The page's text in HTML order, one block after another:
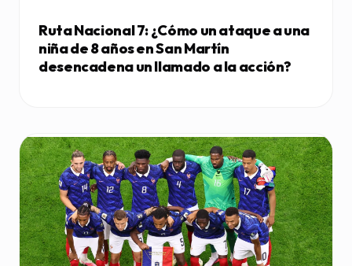
Ruta Nacional 7: ¿Cómo un ataque a una
niña de 8 años en San Martín
desencadena un llamado a la acción?